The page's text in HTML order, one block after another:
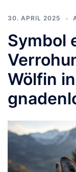
30. APRIL 2025
Symbol
Wölfin